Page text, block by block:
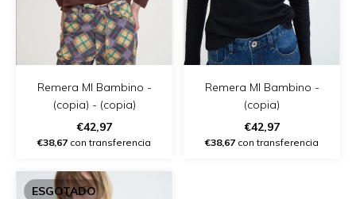
Remera Ml Bambino -
(copia) - (copia)
€42,97
€38,67 con transferencia
Remera Ml Bambino -
(copia)
€42,97
€38,67 con transferencia
ESGOTADO